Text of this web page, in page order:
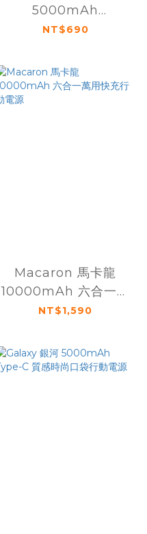
5000mAh
Lightning 便攜式充
NT$690
Macaron 馬卡龍
10000mAh 六合一萬
用快充行動電源
NT$1,590